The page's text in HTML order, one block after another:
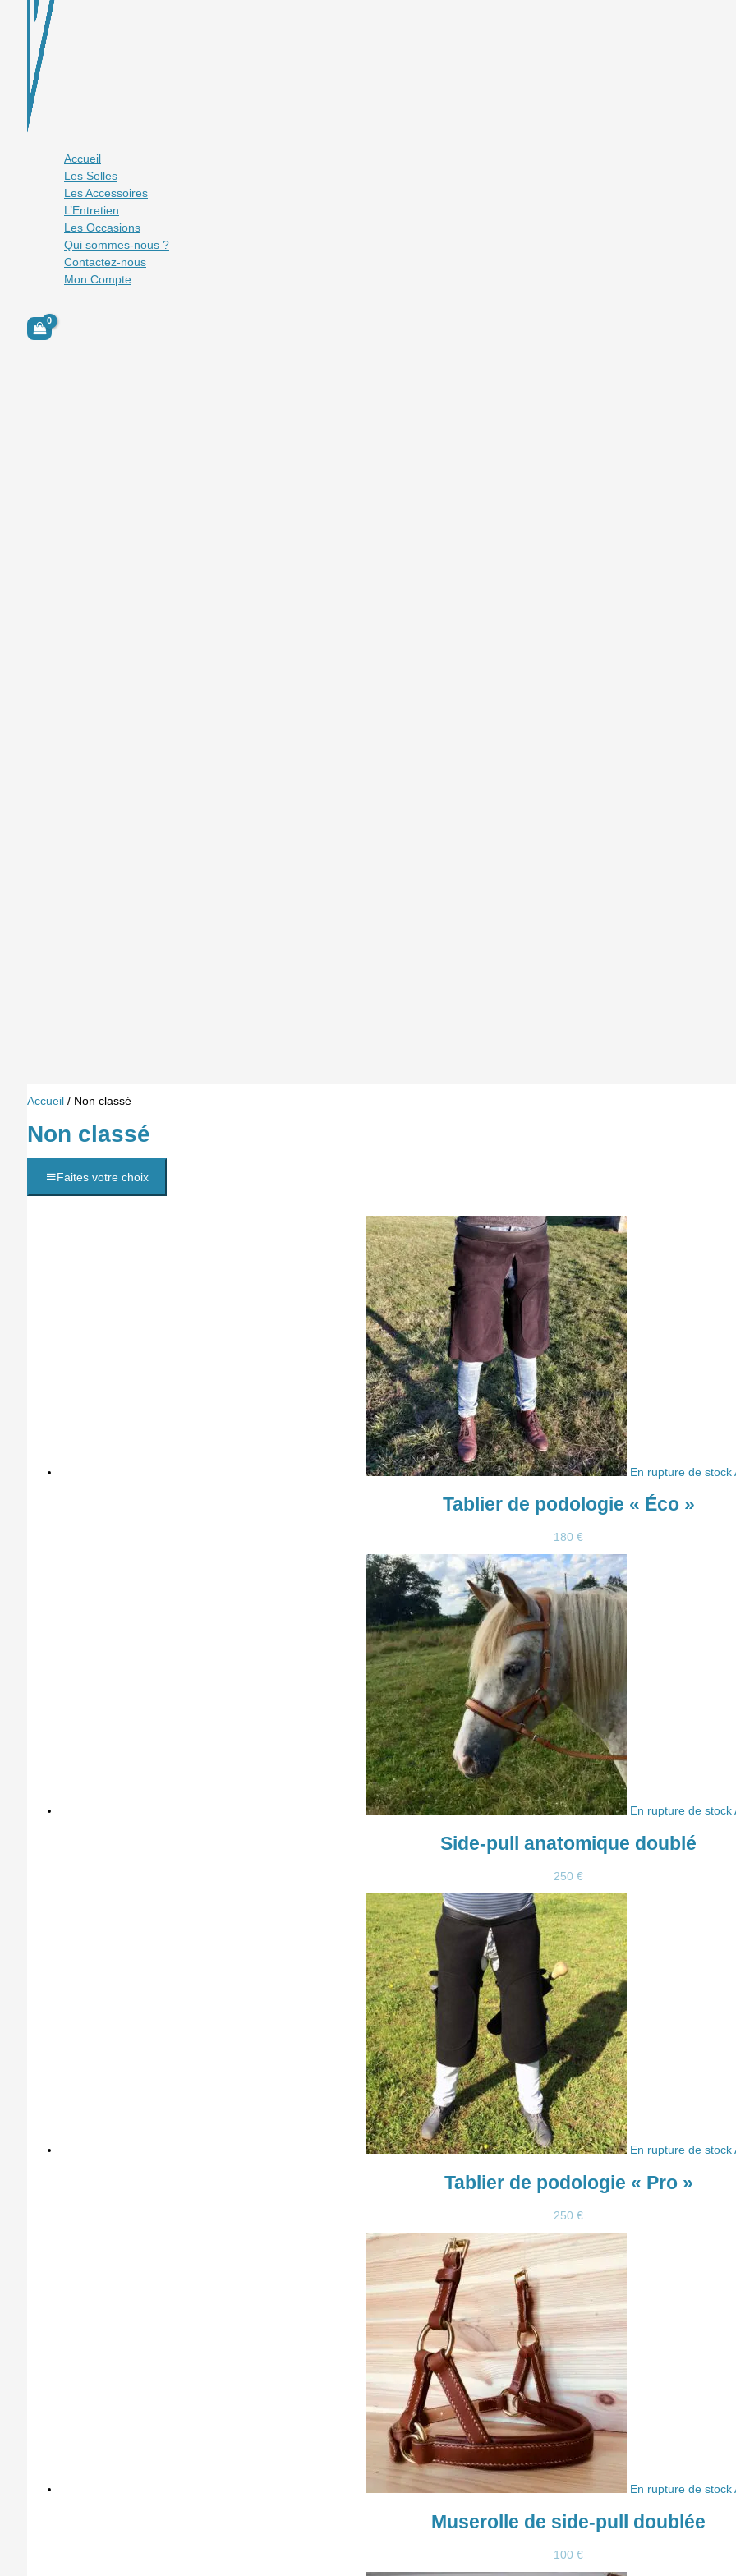
Accueil
Les Selles
Les Accessoires
L’Entretien
Les Occasions
Qui sommes-nous ?
Contactez-nous
Mon Compte
Accueil / Non classé
Non classé
Faites votre choix
En rupture de stock
Tablier de podologie « Éco »
180 €
En rupture de stock
Side-pull anatomique doublé
250 €
En rupture de stock
Tablier de podologie « Pro »
250 €
En rupture de stock
Muserolle de side-pull doublée
100 €